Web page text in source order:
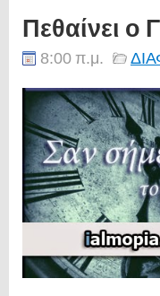
Πεθαίνει ο
8:00 π.μ.